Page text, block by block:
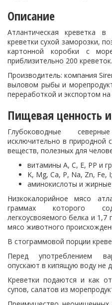
Описание
Атлантическая креветка
креветки сухой заморозки,
картонной коробки с
приблизительно 200 креветок.
Производитель: компания
выловом рыбы и
переработкой и экспортом
Пищевая ценность
Глубоководные
исключительно в природной
веществ, полезных для
витамины A, C, E, PP и
K, Mg, Ca, P, Na, Zn, Fe, I;
аминокислоты и
Низкокалорийное мясо
граммах которого
легкоусвояемого белка и
мясо животного
В стограммовой порции
Перед употреблением
опускают в кипящую воду не
Креветки подаются и как
супов, салатов из